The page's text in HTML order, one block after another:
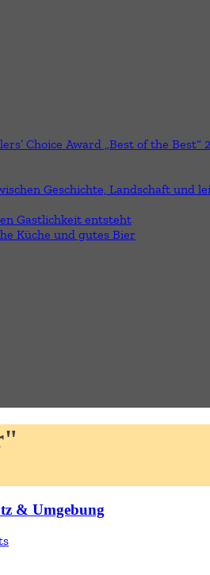
Choice Award „Best of the
Geschichte, Landschaft und
Gastlichkeit entsteht
Küche und gutes Bier
& Umgebung